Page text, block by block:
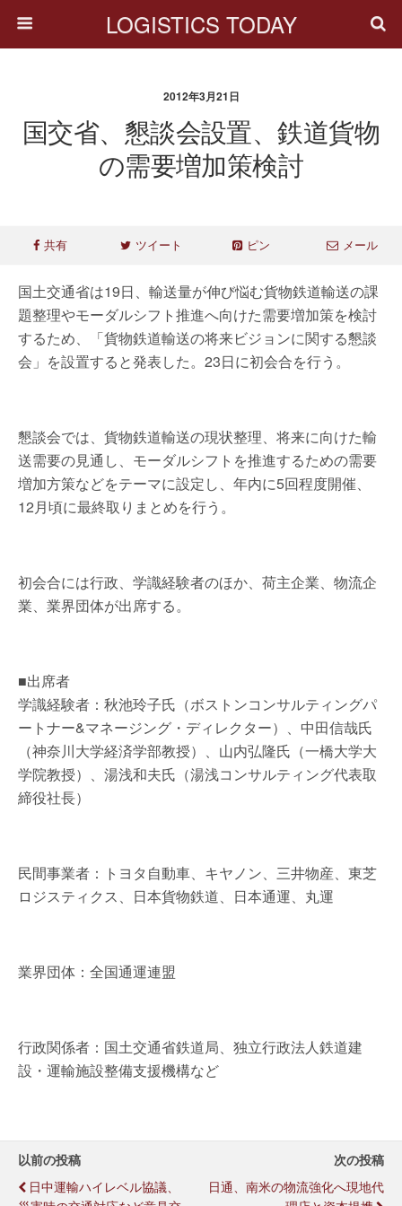
LOGISTICS TODAY
2012年3月21日
国交省、懇談会設置、鉄道貨物
の需要増加策検討
共有 ツイート ピン メール
国土交通省は19日、輸送量が伸び悩む貨物鉄道輸送の課
題整理やモーダルシフト推進へ向けた需要増加策を検討
するため、「貨物鉄道輸送の将来ビジョンに関する懇談
会」を設置すると発表した。23日に初会合を行う。
懇談会では、貨物鉄道輸送の現状整理、将来に向けた輸
送需要の見通し、モーダルシフトを推進するための需要
増加方策などをテーマに設定し、年内に5回程度開催、
12月頃に最終取りまとめを行う。
初会合には行政、学識経験者のほか、荷主企業、物流企
業、業界団体が出席する。
■出席者
学識経験者：秋池玲子氏（ボストンコンサルティングパ
ートナー&マネージング・ディレクター）、中田信哉氏
（神奈川大学経済学部教授）、山内弘隆氏（一橋大学大
学院教授）、湯浅和夫氏（湯浅コンサルティング代表取
締役社長）
民間事業者：トヨタ自動車、キヤノン、三井物産、東芝
ロジスティクス、日本貨物鉄道、日本通運、丸運
業界団体：全国通運連盟
行政関係者：国土交通省鉄道局、独立行政法人鉄道建
設・運輸施設整備支援機構など
以前の投稿
日中運輸ハイレベル協議、
次の投稿
日通、南米の物流強化へ現地代